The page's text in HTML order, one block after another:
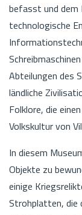
befasst und dem
technologische
Abteilungen des
ländliche
Folklore, die
Volkskultur von
In diesem
Objekte zu
einige
Strohplatten, die